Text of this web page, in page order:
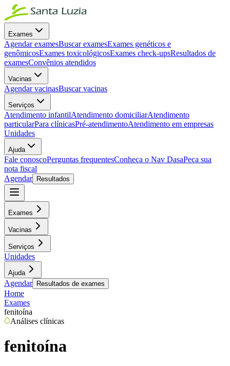
Exames
Agendar examesBuscar examesExames genéticos e
genômicosExames toxicológicosExames check-upsResultados de
examesConvênios atendidos
Vacinas
Agendar vacinasBuscar vacinas
Serviços
Atendimento infantilAtendimento domiciliarAtendimento
particularPara clínicasPré-atendimentoAtendimento em empresas
Unidades
Ajuda
Fale conoscoPerguntas frequentesConheça o Nav DasaPeça sua
nota fiscal
Agendar
Resultados
Exames
Vacinas
Serviços
Unidades
Ajuda
Agendar Resultados de exames
Home
Exames
fenitoína
Análises clínicas
fenitoína